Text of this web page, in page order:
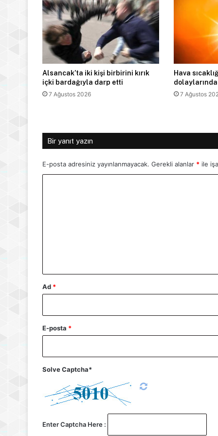
Alsancak’ta iki kişi birbirini kırık
içki bardağıyla darp etti
7 Ağustos 2026
Hava
7 Ağustos
Bir yanıt yazın
E-posta adresiniz yayınlanmayacak. Gerekli alanlar * ile
Ad *
E-posta *
Solve Captcha*
Enter Captcha Here :